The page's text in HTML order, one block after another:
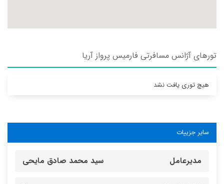
تورهای آژانس مسافرتی فارميس پرواز آريا
هیچ توری یافت نشد
سایر جزییات
مدیرعامل سید محمد صادق مایحی